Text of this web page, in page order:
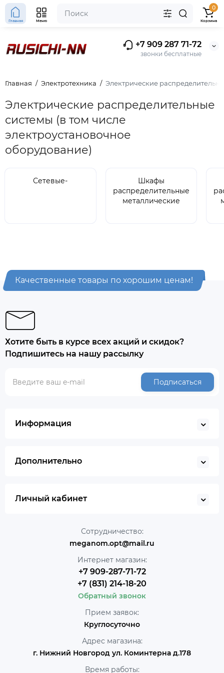
+7 909 287 71-72
звонки бесплатные
Главная Меню
0
Корзина
Главная Электротехника Электрические
Электрические распределительные
системы (в том числе
электроустановочное
оборудование)
Сетевые-
Шкафы
распределительные
металлические
Качественные товары по хорошим ценам!
Хотите быть в курсе всех акций и скидок?
Подпишитесь на нашу рассылку
Подписаться
Информация
Дополнительно
Личный кабинет
Сотрудничество:
meganom.opt@mail.ru
Интернет магазин:
+7 909-287-71-72
+7 (831) 214-18-20
Обратный звонок
Прием заявок:
Круглосуточно
Адрес магазина:
г. Нижний Новгород ул. Коминтерна д.178
Время работы: